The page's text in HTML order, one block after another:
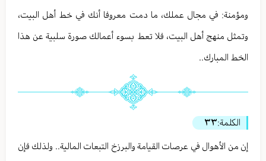
ومؤمنة: في مجال عملك، ما دمت معروفا أنك في خط أهل البيت،
وتمثل منهج أهل البيت، فلا تعط بسوء أعمالك صورة سلبية عن هذا
الخط المبارك..
الكلمة:٣٣
إن من الأهوال في عرصات القيامة والبرزخ التبعات المالية.. ولذلك فإن